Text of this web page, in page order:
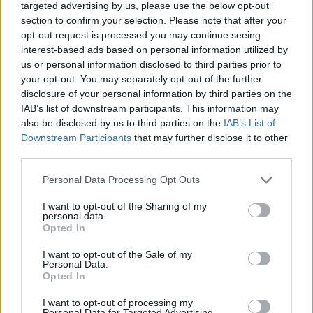
targeted advertising by us, please use the below opt-out
section to confirm your selection. Please note that after your
opt-out request is processed you may continue seeing
interest-based ads based on personal information utilized by
us or personal information disclosed to third parties prior to
your opt-out. You may separately opt-out of the further
disclosure of your personal information by third parties on the
IAB’s list of downstream participants. This information may
also be disclosed by us to third parties on the IAB’s List of
Downstream Participants that may further disclose it to other
Please note that this website/app uses one or more Google
not limited to your visit or usage behaviour. You may click to
grant or deny consent to Google and its third-party tags to
use your data for below specified purposes in below Google
consent section.
Personal Data Processing Opt Outs
I want to opt-out of the Sharing of my
personal data.
Opted In
I want to opt-out of the Sale of my
Personal Data.
Opted In
I want to opt-out of processing my
și grație, făcând din fiecare moment al vieții o scenă
pe care să strălucească.
3. Femeia Scorpion – vrăjitoarea misterioasă
Femeia Scorpion este enigma zodiacului. Dotată cu
o intuiție extraordinară și o voință de fier, ea
navighează prin viață cu o determinare și o forță
interioară ce o fac să iasă în evidență. Nativele
Scorpion sunt cunoscute pentru intensitatea lor
emoțională, dar și pentru capacitatea de a
transforma această intensitate într-o putere de
și o dorință de a descoperi adevărurile cele mai
ascunse. Femeia Scorpion este un lider strategic,
care își folosește inteligența și carisma pentru a